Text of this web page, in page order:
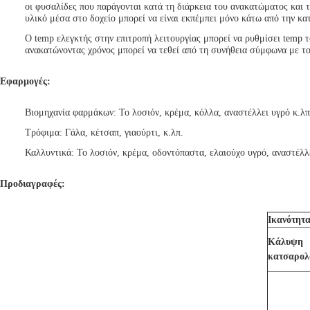
οι φυσαλίδες που παράγονται κατά τη διάρκεια του ανακατώματος
υλικό μέσα στο δοχείο μπορεί να είναι εκπέμπει μόνο κάτω από την
Ο temp ελεγκτής στην επιτροπή λειτουργίας μπορεί να ρυθμίσει
ανακατώνοντας χρόνος μπορεί να τεθεί από τη συνήθεια σύμφωνα με
Εφαρμογές:
Βιομηχανία φαρμάκων: Το λοσιόν, κρέμα, κόλλα, αναστέλλει υγρό
Τρόφιμα: Γάλα, κέτσαπ, γιαούρτι, κ.λπ.
Καλλυντικά: Το λοσιόν, κρέμα, οδοντόπαστα, ελαιούχο υγρό,
Προδιαγραφές:
Ικανότητα
Κάλυψη